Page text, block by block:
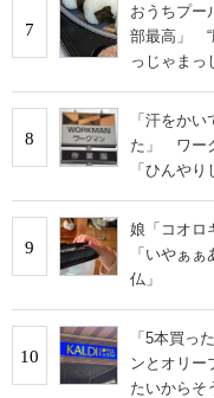
7
おうちプ
部最高」 “
っじゃまっ
8
「汗をか
た」 ワー
「ひんや
9
娘「コオロ
「いやぁ
仏」
10
「5本買っ
ンとオリー
たいからそ